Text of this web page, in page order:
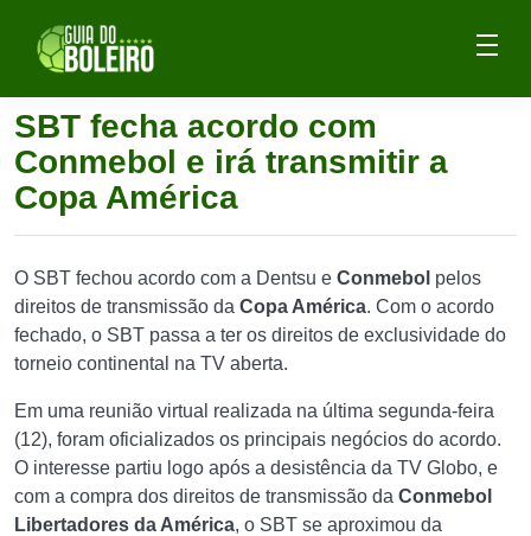
SBT fecha acordo com
Conmebol e irá transmitir a
Copa América
O SBT fechou acordo com a Dentsu e Conmebol pelos
direitos de transmissão da Copa América. Com o acordo
fechado, o SBT passa a ter os direitos de exclusividade do
torneio continental na TV aberta.
Em uma reunião virtual realizada na última segunda-feira
(12), foram oficializados os principais negócios do acordo.
O interesse partiu logo após a desistência da TV Globo, e
com a compra dos direitos de transmissão da Conmebol
Libertadores da América, o SBT se aproximou da